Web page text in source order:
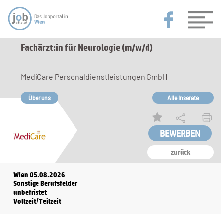
Fachärzt:in für Neurologie (m/w/d)
zurück
MediCare Personaldienstleistungen GmbH
Über uns Alle Inserate
Wien 05.08.2026
Sonstige Berufsfelder
unbefristet
Vollzeit/Teilzeit